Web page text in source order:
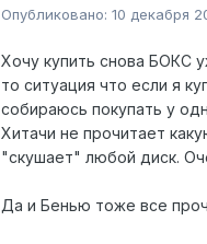
Опубликовано: 10 декабря
Хочу купить снова БОКС
то ситуация что если я
собираюсь покупать у
Хитачи не прочитает
"скушает" любой диск.
Да и Бенью тоже все